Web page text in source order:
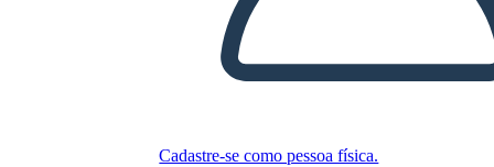
Cadastre-se como pessoa física.